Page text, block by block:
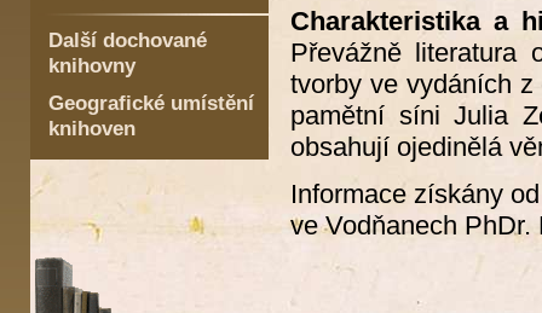
Další dochované
knihovny
Geografické umístění
knihoven
Charakteristika a
Převážně
tvorby ve vydáních
pamětní síni Julia
obsahují ojedinělá
Informace získány
ve Vodňanech PhDr.